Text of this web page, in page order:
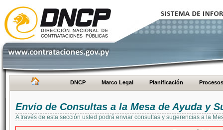
DNCP Marco Legal Planificación Procesos
Envío de Consultas a la Mesa de Ayuda y
A través de esta sección usted podrá enviar consultas y sugerencias a la